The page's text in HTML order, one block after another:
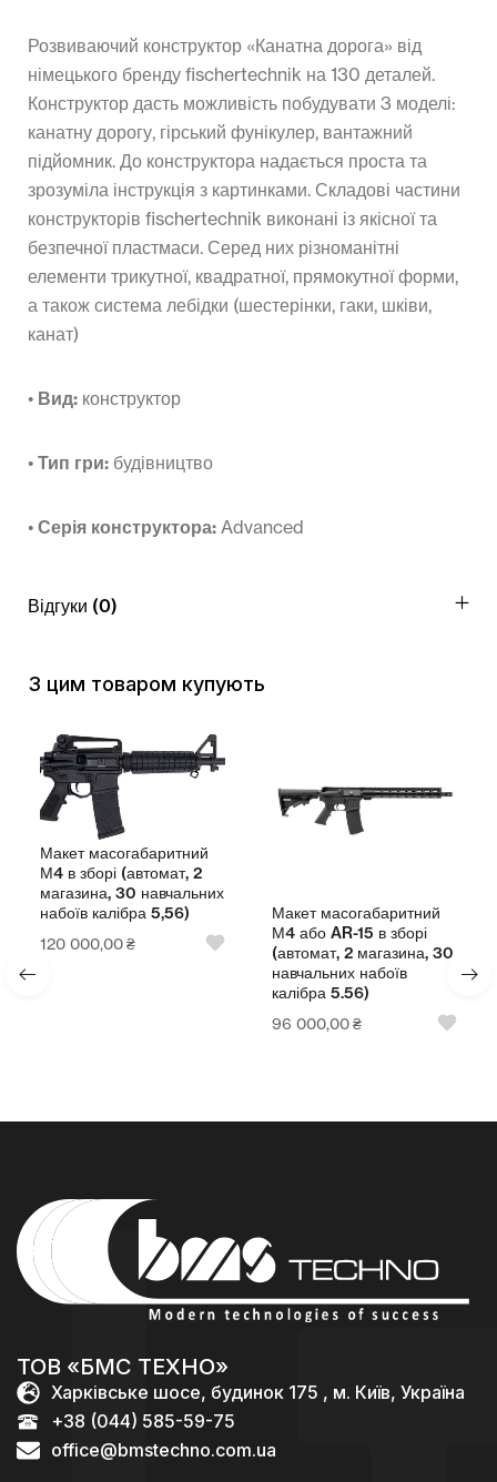
Розвиваючий конструктор «Канатна дорога» від
німецького бренду fischertechnik на 130 деталей.
Конструктор дасть можливість побудувати 3 моделі:
канатну дорогу, гірський фунікулер, вантажний
підйомник. До конструктора надається проста та
зрозуміла інструкція з картинками. Складові частини
конструкторів fischertechnik виконані із якісної та
безпечної пластмаси. Серед них різноманітні
елементи трикутної, квадратної, прямокутної форми,
а також система лебідки (шестерінки, гаки, шківи,
канат)
• Вид: конструктор
• Тип гри: будівництво
• Серія конструктора: Advanced
Відгуки (0)
З цим товаром купують
Макет масогабаритний
М4 в зборі (автомат, 2
магазина, 30 навчальних
набоїв калібра 5,56)
120 000,00₴
Макет масогабаритний
М4 або AR-15 в зборі
(автомат, 2 магазина, 30
навчальних набоїв
калібра 5.56)
96 000,00₴
ТОВ «БМС ТЕХНО»
Харківське шосе, будинок 175 , м. Київ, Україна
+38 (044) 585-59-75
office@bmstechno.com.ua